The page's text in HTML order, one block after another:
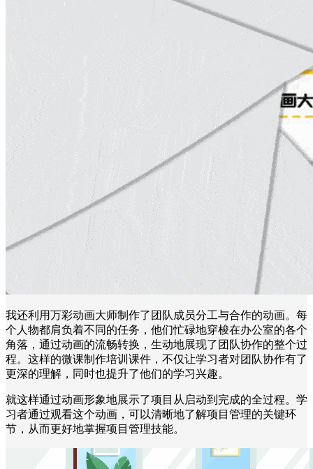
我还利用万彩动画大师制作了团队成员分工与合作的动画。每
个人物都肩负着不同的任务，他们忙碌地穿梭在办公室的各个
角落，通过动画的流畅转换，生动地展现了团队协作的整个过
程。这样的微课制作培训课件，不仅让学习者对团队协作有了
更深的理解，同时也提升了他们的学习兴趣。
就这样通过动画形象地展示了项目从启动到完成的全过程。学
习者通过观看这个动画，可以清晰地了解项目管理的关键环
节，从而更好地掌握项目管理技能。